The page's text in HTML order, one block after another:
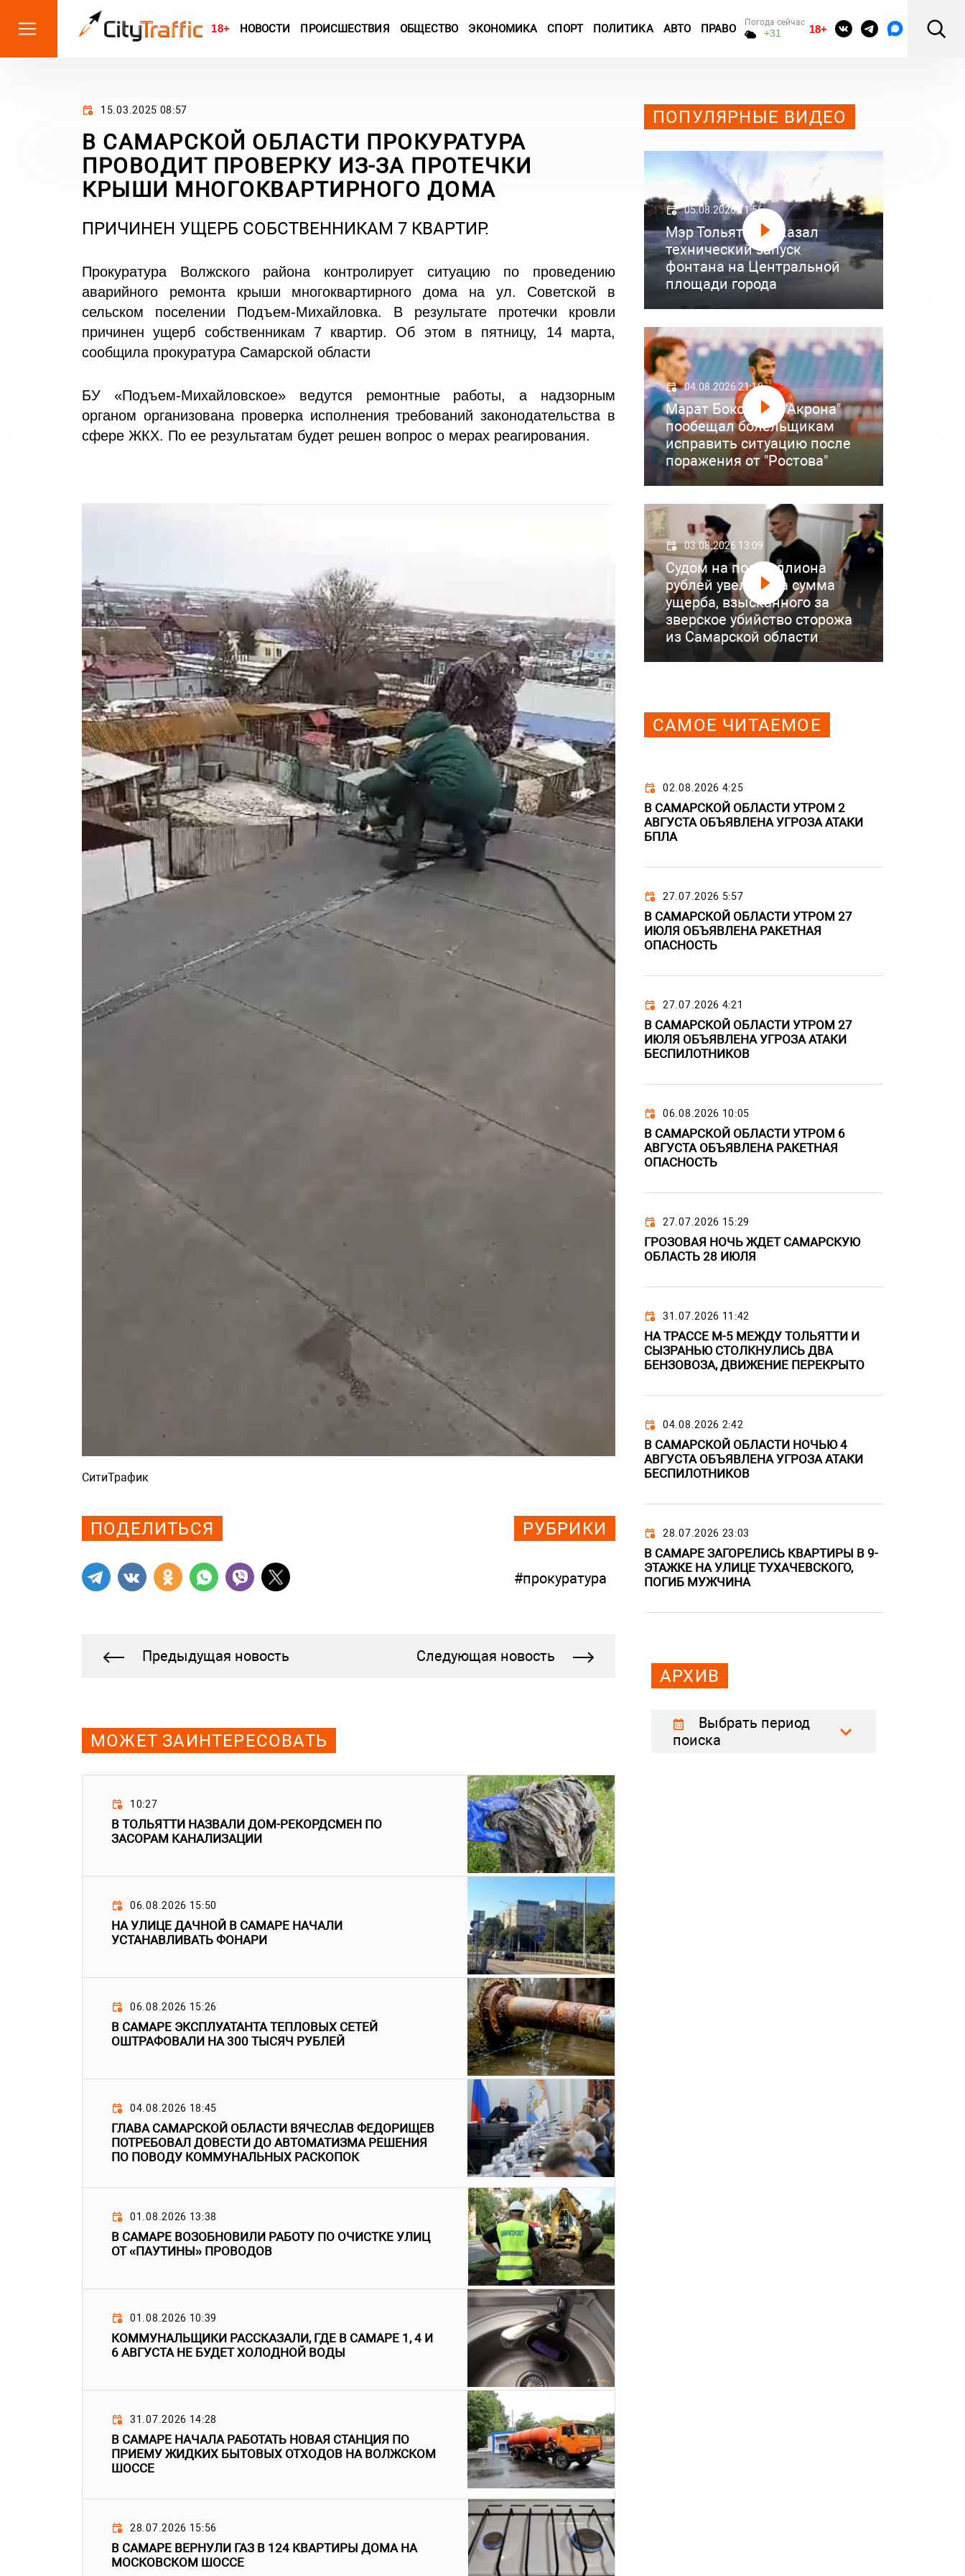
18+ НОВОСТИ ПРОИСШЕСТВИЯ ОБЩЕСТВО ЭКОНОМИКА СПОРТ ПОЛИТИКА АВТО ПРАВО Погода сейчас
+31 18+
15.03.2025 08:57
В САМАРСКОЙ ОБЛАСТИ ПРОКУРАТУРА
ПРОВОДИТ ПРОВЕРКУ ИЗ-ЗА ПРОТЕЧКИ
КРЫШИ МНОГОКВАРТИРНОГО ДОМА
ПРИЧИНЕН УЩЕРБ СОБСТВЕННИКАМ 7 КВАРТИР.
Прокуратура Волжского района контролирует ситуацию по проведению
аварийного ремонта крыши многоквартирного дома на ул. Советской в
сельском поселении Подъем-Михайловка. В результате протечки кровли
причинен ущерб собственникам 7 квартир. Об этом в пятницу, 14 марта,
сообщила прокуратура Самарской области
БУ «Подъем-Михайловское» ведутся ремонтные работы, а надзорным
органом организована проверка исполнения требований законодательства в
сфере ЖКХ. По ее результатам будет решен вопрос о мерах реагирования.
СитиТрафик
ПОДЕЛИТЬСЯ РУБРИКИ
#прокуратура
Предыдущая новость Следующая новость
МОЖЕТ ЗАИНТЕРЕСОВАТЬ
10:27
В ТОЛЬЯТТИ НАЗВАЛИ ДОМ-РЕКОРДСМЕН ПО
ЗАСОРАМ КАНАЛИЗАЦИИ
06.08.2026 15:50
НА УЛИЦЕ ДАЧНОЙ В САМАРЕ НАЧАЛИ
УСТАНАВЛИВАТЬ ФОНАРИ
06.08.2026 15:26
В САМАРЕ ЭКСПЛУАТАНТА ТЕПЛОВЫХ СЕТЕЙ
ОШТРАФОВАЛИ НА 300 ТЫСЯЧ РУБЛЕЙ
04.08.2026 18:45
ГЛАВА САМАРСКОЙ ОБЛАСТИ ВЯЧЕСЛАВ ФЕДОРИЩЕВ
ПОТРЕБОВАЛ ДОВЕСТИ ДО АВТОМАТИЗМА РЕШЕНИЯ
ПО ПОВОДУ КОММУНАЛЬНЫХ РАСКОПОК
01.08.2026 13:38
В САМАРЕ ВОЗОБНОВИЛИ РАБОТУ ПО ОЧИСТКЕ УЛИЦ
ОТ «ПАУТИНЫ» ПРОВОДОВ
01.08.2026 10:39
КОММУНАЛЬЩИКИ РАССКАЗАЛИ, ГДЕ В САМАРЕ 1, 4 И
6 АВГУСТА НЕ БУДЕТ ХОЛОДНОЙ ВОДЫ
31.07.2026 14:28
В САМАРЕ НАЧАЛА РАБОТАТЬ НОВАЯ СТАНЦИЯ ПО
ПРИЕМУ ЖИДКИХ БЫТОВЫХ ОТХОДОВ НА ВОЛЖСКОМ
ШОССЕ
28.07.2026 15:56
В САМАРЕ ВЕРНУЛИ ГАЗ В 124 КВАРТИРЫ ДОМА НА
МОСКОВСКОМ ШОССЕ
ПОПУЛЯРНЫЕ ВИДЕО
05.08.2026 11:56
Мэр Тольятти показал
технический запуск
фонтана на Центральной
площади города
04.08.2026 21:18
Марат Бокоев из "Акрона"
пообещал болельщикам
исправить ситуацию после
поражения от "Ростова"
03.08.2026 13:09
Судом на полмиллиона
рублей увеличена сумма
ущерба, взысканного за
зверское убийство сторожа
из Самарской области
САМОЕ ЧИТАЕМОЕ
02.08.2026 4:25
В САМАРСКОЙ ОБЛАСТИ УТРОМ 2
АВГУСТА ОБЪЯВЛЕНА УГРОЗА АТАКИ
БПЛА
27.07.2026 5:57
В САМАРСКОЙ ОБЛАСТИ УТРОМ 27
ИЮЛЯ ОБЪЯВЛЕНА РАКЕТНАЯ
ОПАСНОСТЬ
27.07.2026 4:21
В САМАРСКОЙ ОБЛАСТИ УТРОМ 27
ИЮЛЯ ОБЪЯВЛЕНА УГРОЗА АТАКИ
БЕСПИЛОТНИКОВ
06.08.2026 10:05
В САМАРСКОЙ ОБЛАСТИ УТРОМ 6
АВГУСТА ОБЪЯВЛЕНА РАКЕТНАЯ
ОПАСНОСТЬ
27.07.2026 15:29
ГРОЗОВАЯ НОЧЬ ЖДЕТ САМАРСКУЮ
ОБЛАСТЬ 28 ИЮЛЯ
31.07.2026 11:42
НА ТРАССЕ М-5 МЕЖДУ ТОЛЬЯТТИ И
СЫЗРАНЬЮ СТОЛКНУЛИСЬ ДВА
БЕНЗОВОЗА, ДВИЖЕНИЕ ПЕРЕКРЫТО
04.08.2026 2:42
В САМАРСКОЙ ОБЛАСТИ НОЧЬЮ 4
АВГУСТА ОБЪЯВЛЕНА УГРОЗА АТАКИ
БЕСПИЛОТНИКОВ
28.07.2026 23:03
В САМАРЕ ЗАГОРЕЛИСЬ КВАРТИРЫ В 9-
ЭТАЖКЕ НА УЛИЦЕ ТУХАЧЕВСКОГО,
ПОГИБ МУЖЧИНА
АРХИВ
Выбрать период
поиска